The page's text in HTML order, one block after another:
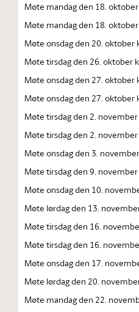
Møte mandag den 18. oktober
Møte mandag den 18. oktober
Møte onsdag den 20. oktober
Møte tirsdag den 26. oktober
Møte onsdag den 27. oktober
Møte onsdag den 27. oktober
Møte tirsdag den 2. november
Møte tirsdag den 2. november
Møte onsdag den 3.
Møte tirsdag den 9. november
Møte onsdag den 10.
Møte lørdag den 13.
Møte tirsdag den 16.
Møte tirsdag den 16.
Møte onsdag den 17.
Møte lørdag den 20.
Møte mandag den 22.